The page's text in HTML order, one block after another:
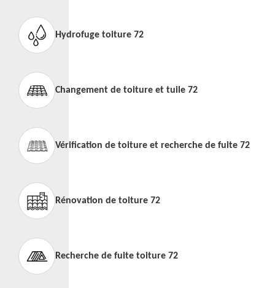
Hydrofuge toiture 72
Changement de toiture et tuile 72
Vérification de toiture et recherche de fuite 72
Rénovation de toiture 72
Recherche de fuite toiture 72